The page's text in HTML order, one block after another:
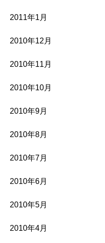
2011年1月
2010年12月
2010年11月
2010年10月
2010年9月
2010年8月
2010年7月
2010年6月
2010年5月
2010年4月